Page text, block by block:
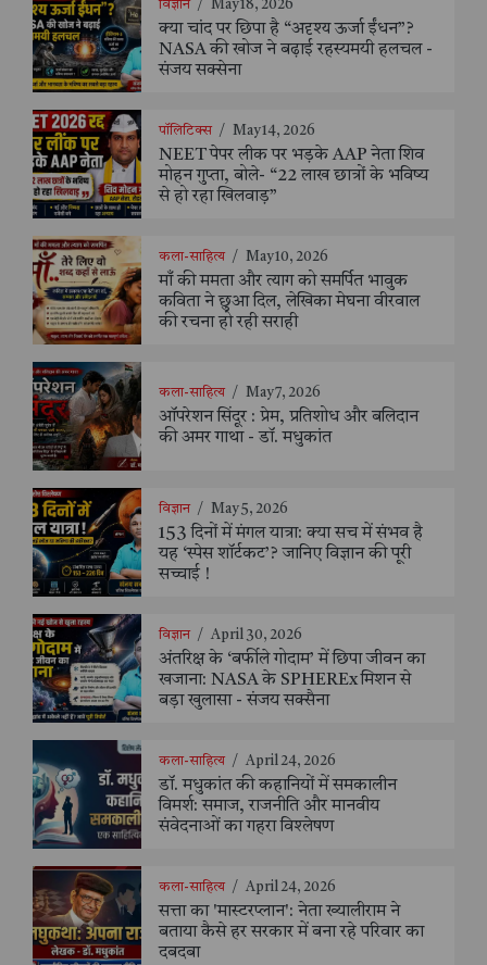
विज्ञान / May 18, 2026
क्या चांद पर छिपा है “अदृश्य ऊर्जा ईंधन”?
NASA की खोज ने बढ़ाई रहस्यमयी हलचल -
संजय सक्सेना
पॉलिटिक्स / May 14, 2026
NEET पेपर लीक पर भड़के AAP नेता शिव
मोहन गुप्ता, बोले- “22 लाख छात्रों के भविष्य
से हो रहा खिलवाड़”
कला-साहित्य / May 10, 2026
माँ की ममता और त्याग को समर्पित भावुक
कविता ने छुआ दिल, लेखिका मेघना वीरवाल
की रचना हो रही सराही
कला-साहित्य / May 7, 2026
ऑपरेशन सिंदूर : प्रेम, प्रतिशोध और बलिदान
की अमर गाथा - डॉ. मधुकांत
विज्ञान / May 5, 2026
153 दिनों में मंगल यात्रा: क्या सच में संभव है
यह ‘स्पेस शॉर्टकट’? जानिए विज्ञान की पूरी
सच्चाई !
विज्ञान / April 30, 2026
अंतरिक्ष के ‘बर्फीले गोदाम’ में छिपा जीवन का
खजाना: NASA के SPHEREx मिशन से
बड़ा खुलासा - संजय सक्सैना
कला-साहित्य / April 24, 2026
डॉ. मधुकांत की कहानियों में समकालीन
विमर्श: समाज, राजनीति और मानवीय
संवेदनाओं का गहरा विश्लेषण
कला-साहित्य / April 24, 2026
सत्ता का 'मास्टरप्लान': नेता ख्यालीराम ने
बताया कैसे हर सरकार में बना रहे परिवार का
दबदबा